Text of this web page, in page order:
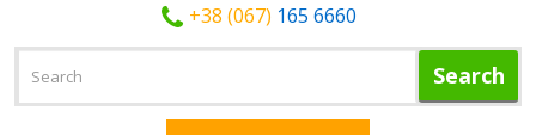
+38 (067) 165 6660
Search